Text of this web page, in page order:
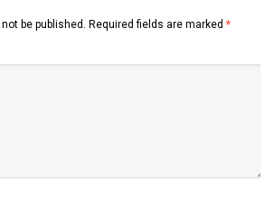
be published. Required fields are marked *